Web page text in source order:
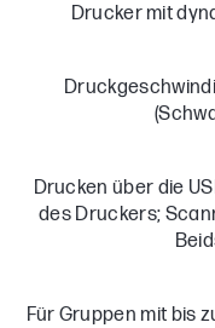
Drucker mit
Drucken über die
des Druckers;
Für Gruppen mit bis